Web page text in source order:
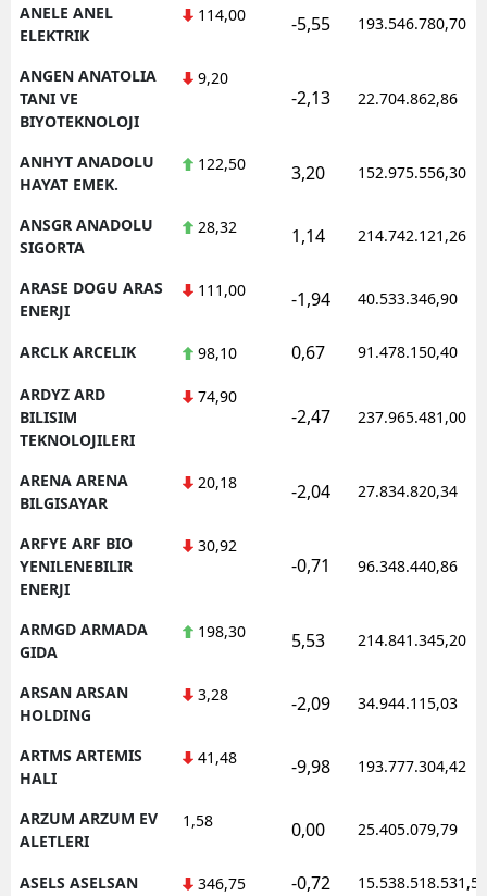
ANELE ANEL
ELEKTRIK
114,00 -5,55 193.546.780,70
ANGEN ANATOLIA
TANI VE
BIYOTEKNOLOJI
9,20
-2,13 22.704.862,86
ANHYT ANADOLU
HAYAT EMEK.
122,50 3,20 152.975.556,30
ANSGR ANADOLU
SIGORTA
28,32 1,14 214.742.121,26
ARASE DOGU ARAS
ENERJI
111,00 -1,94 40.533.346,90
ARCLK ARCELIK 98,10 0,67 91.478.150,40
ARDYZ ARD
BILISIM
TEKNOLOJILERI
74,90
-2,47 237.965.481,00
ARENA ARENA
BILGISAYAR
20,18 -2,04 27.834.820,34
ARFYE ARF BIO
YENILENEBILIR
ENERJI
30,92
-0,71 96.348.440,86
ARMGD ARMADA
GIDA
198,30 5,53 214.841.345,20
ARSAN ARSAN
HOLDING
3,28 -2,09 34.944.115,03
ARTMS ARTEMIS
HALI
41,48 -9,98 193.777.304,42
ARZUM ARZUM EV
ALETLERI
1,58 0,00 25.405.079,79
ASELS ASELSAN 346,75 -0,72 15.538.518.531,50